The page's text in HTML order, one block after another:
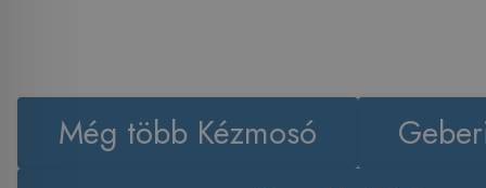
Még több Kézmosó